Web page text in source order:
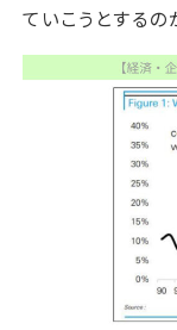
ていこうとするの